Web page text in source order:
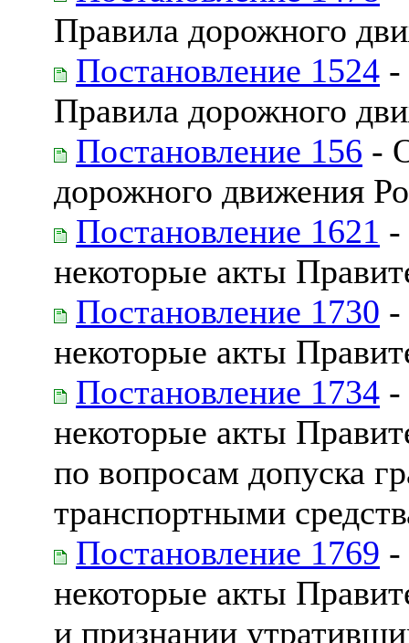
Правила дорожного
Постановление 1524 -
Правила дорожного
Постановление 156 -
дорожного движения
Постановление 1621 -
некоторые акты
Постановление 1730 -
некоторые акты
Постановление 1734 -
некоторые акты
по вопросам допуска
транспортными
Постановление 1769 -
некоторые акты
и признании